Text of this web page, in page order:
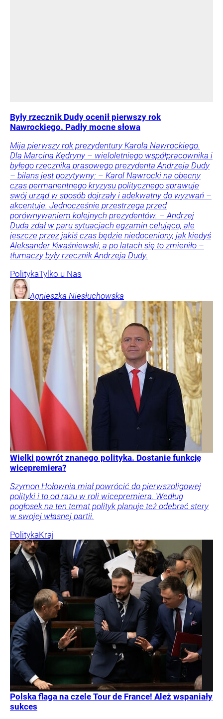
Były rzecznik Dudy ocenił pierwszy rok
Nawrockiego. Padły mocne słowa
Mija pierwszy rok prezydentury Karola Nawrockiego.
Dla Marcina Kędryny – wieloletniego współpracownika i
byłego rzecznika prasowego prezydenta Andrzeja Dudy
– bilans jest pozytywny: – Karol Nawrocki na obecny
czas permanentnego kryzysu politycznego sprawuje
swój urząd w sposób dojrzały i adekwatny do wyzwań –
akcentuje. Jednocześnie przestrzega przed
porównywaniem kolejnych prezydentów. – Andrzej
Duda zdał w paru sytuacjach egzamin celująco, ale
jeszcze przez jakiś czas będzie niedoceniony, jak kiedyś
Aleksander Kwaśniewski, a po latach się to zmieniło –
tłumaczy były rzecznik Andrzeja Dudy.
PolitykaTylko u Nas
Agnieszka Niesłuchowska
Wielki powrót znanego polityka. Dostanie funkcję
wicepremiera?
Szymon Hołownia miał powrócić do pierwszoligowej
polityki i to od razu w roli wicepremiera. Według
pogłosek na ten temat polityk planuje też odebrać stery
w swojej własnej partii.
PolitykaKraj
Polska flaga na czele Tour de France! Ależ wspaniały
sukces